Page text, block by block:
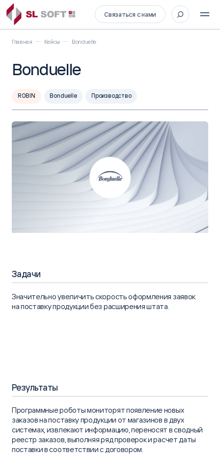
Связаться с нами
Главная Кейсы Bonduelle
Bonduelle
ROBIN Bonduelle Производство
Задачи
Значительно увеличить скорость оформления заявок
на поставку продукции без расширения штата.
Результаты
Программные роботы мониторят появление новых
заказов на поставку продукции от магазинов в двух
системах, извлекают информацию, переносят в сводный
реестр заказов, выполняя ряд проверок и расчет даты
поставки в соответствии с договором.